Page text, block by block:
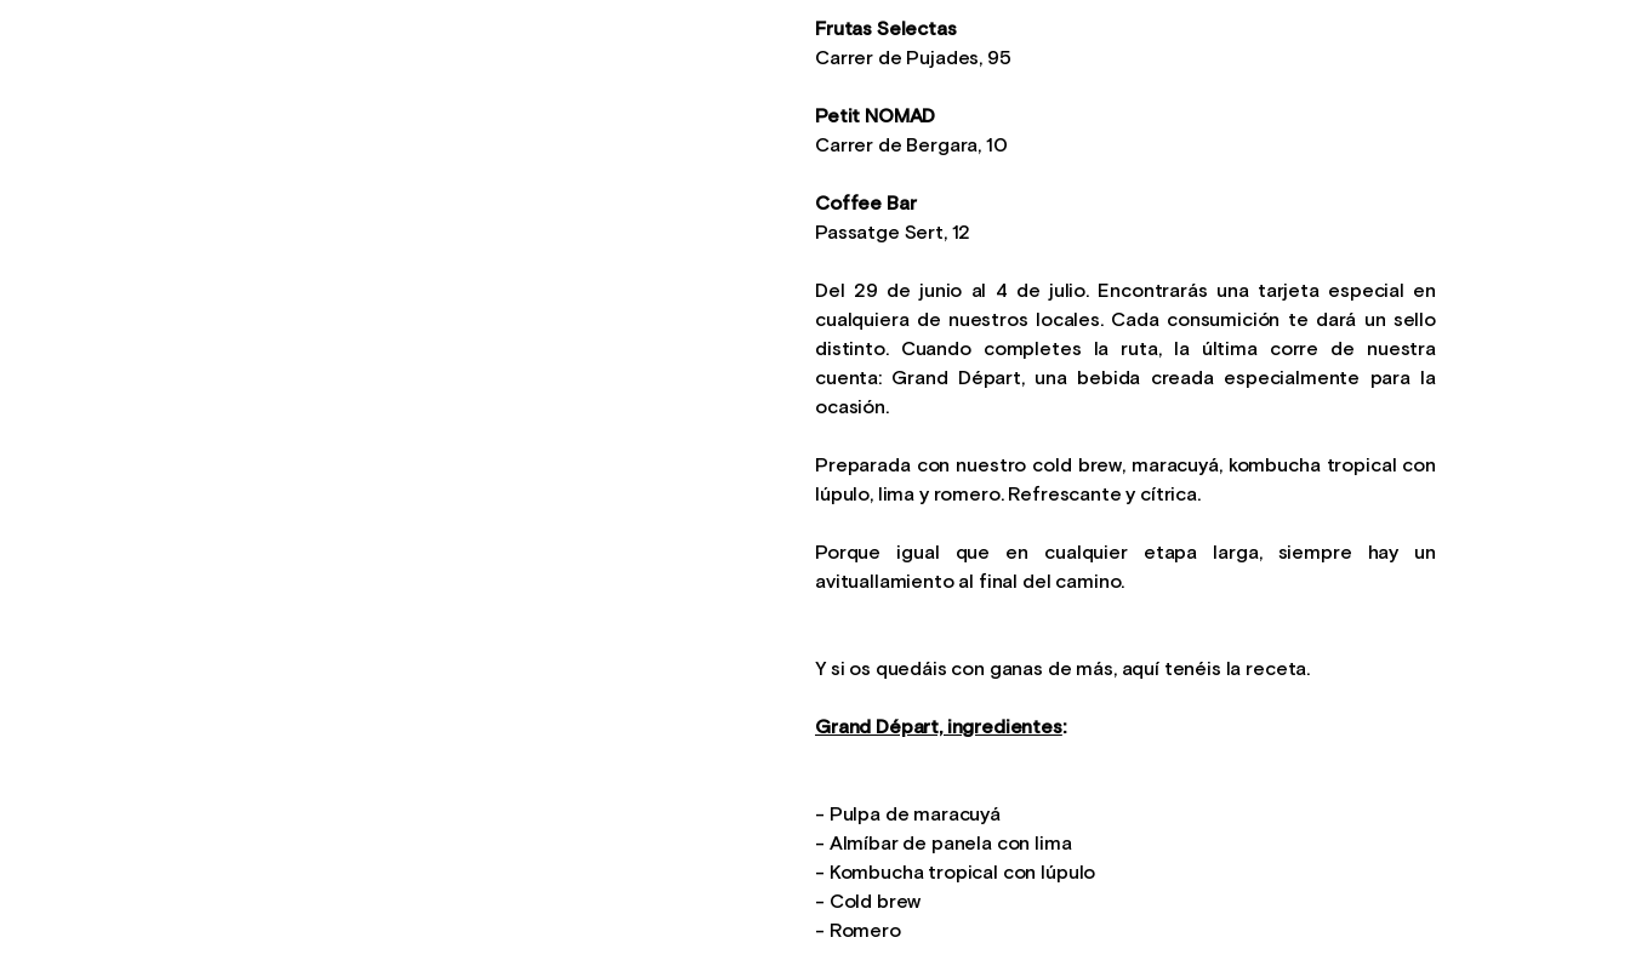
Frutas Selectas
Carrer de Pujades, 95
Petit NOMAD
Carrer de Bergara, 10
Coffee Bar
Passatge Sert, 12
Del 29 de junio al 4 de julio. Encontrarás una tarjeta especial en
cualquiera de nuestros locales. Cada consumición te dará un sello
distinto. Cuando completes la ruta, la última corre de nuestra
cuenta: Grand Départ, una bebida creada especialmente para la
ocasión.
Preparada con nuestro cold brew, maracuyá, kombucha tropical con
lúpulo, lima y romero. Refrescante y cítrica.
Porque igual que en cualquier etapa larga, siempre hay un
avituallamiento al final del camino.
Y si os quedáis con ganas de más, aquí tenéis la receta.
Grand Départ, ingredientes:
- Pulpa de maracuyá
- Almíbar de panela con lima
- Kombucha tropical con lúpulo
- Cold brew
- Romero